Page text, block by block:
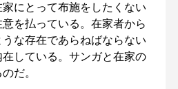
にとって布施をしたくない
を払っている。在家者から
な存在であらねばならない
している。サンガと在家の
だ。